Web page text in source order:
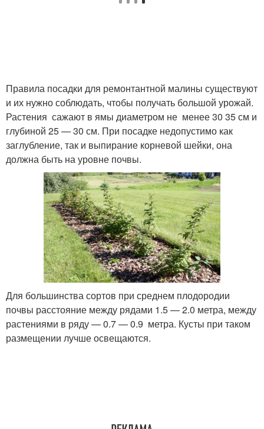
Правила посадки для ремонтантной малины существуют
и их нужно соблюдать, чтобы получать большой урожай.
Растения сажают в ямы диаметром не менее 30 35 см и
глубиной 25 — 30 см. При посадке недопустимо как
заглубление, так и выпирание корневой шейки, она
должна быть на уровне почвы.
Для большинства сортов при среднем плодородии
почвы расстояние между рядами 1.5 — 2.0 метра, между
растениями в ряду — 0.7 — 0.9 метра. Кусты при таком
размещении лучше освещаются.